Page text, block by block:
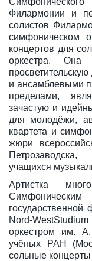
Филармонии и
солистов
симфоническом
концертов для
оркестра. Она
и ансамблевыми
пределами,
зачастую и
для молодёжи,
квартета и
жюри
учащихся
Артистка
Nord-
оркестром им.
учёных РАН
сольные